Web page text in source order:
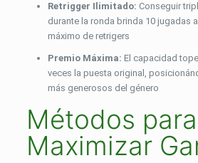
Retrigger Ilimitado: Conseguir
durante la ronda brinda 10 jugadas
máximo de retrigers
Premio Máxima: El capacidad
veces la puesta original,
más generosos del género
Métodos para
Maximizar